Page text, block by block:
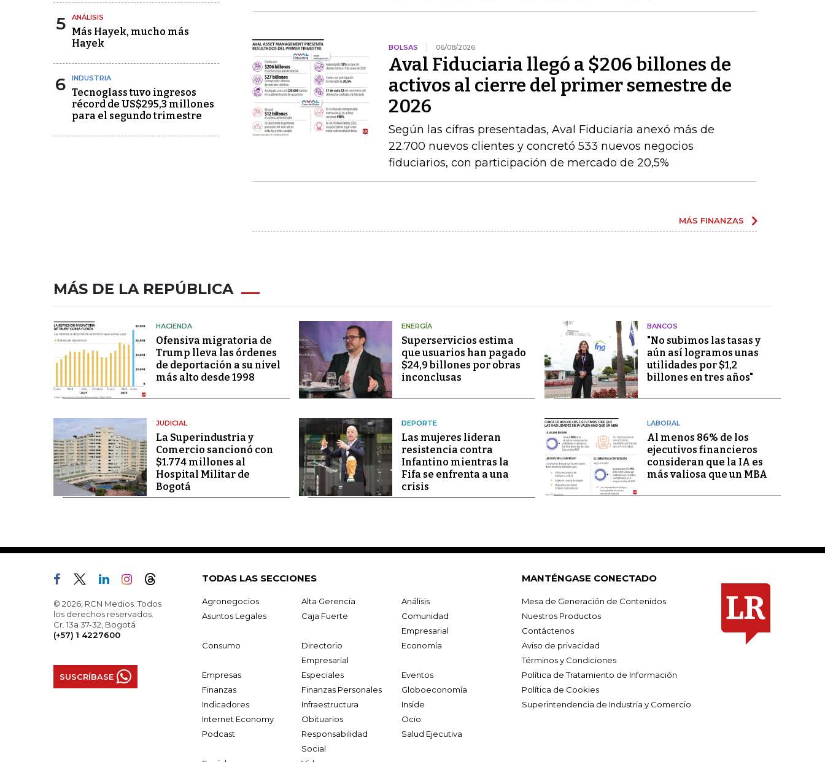
5 ANÁLISIS
Más Hayek, mucho más
Hayek
6 INDUSTRIA
Tecnoglass tuvo ingresos
récord de US$295,3 millones
para el segundo trimestre
BOLSAS 06/08/2026
Aval Fiduciaria llegó a $206 billones de
activos al cierre del primer semestre de
2026
Según las cifras presentadas, Aval Fiduciaria anexó más de
22.700 nuevos clientes y concretó 533 nuevos negocios
fiduciarios, con participación de mercado de 20,5%
MÁS FINANZAS
MÁS DE LA REPÚBLICA
HACIENDA
Ofensiva migratoria de
Trump lleva las órdenes
de deportación a su nivel
más alto desde 1998
ENERGÍA
Superservicios estima
que usuarios han pagado
$24,9 billones por obras
inconclusas
BANCOS
"No subimos las tasas y
aún así logramos unas
utilidades por $1,2
billones en tres años"
JUDICIAL
La Superindustria y
Comercio sancionó con
$1.774 millones al
Hospital Militar de
Bogotá
DEPORTE
Las mujeres lideran
resistencia contra
Infantino mientras la
Fifa se enfrenta a una
crisis
LABORAL
Al menos 86% de los
ejecutivos financieros
consideran que la IA es
más valiosa que un MBA
© 2026, RCN Medios. Todos
los derechos reservados.
Cr. 13a 37-32, Bogotá
(+57) 1 4227600
SUSCRÍBASE
TODAS LAS SECCIONES
Agronegocios Alta Gerencia
Análisis
Asuntos Legales
Caja Fuerte
Comunidad
Empresarial
Consumo
Directorio
Empresarial
Economía
Empresas Especiales
Eventos
Finanzas
Finanzas Personales
Globoeconomía
Indicadores
Infraestructura
Inside
Internet Economy
Obituarios
Ocio
Podcast
Responsabilidad
Social
Salud Ejecutiva
MANTÉNGASE CONECTADO
Mesa de Generación de Contenidos
Nuestros Productos
Contáctenos
Aviso de privacidad
Términos y Condiciones
Política de Tratamiento de Información
Política de Cookies
Superintendencia de Industria y Comercio